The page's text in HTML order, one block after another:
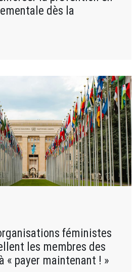
dès la
féministes
les membres des
« payer maintenant ! »